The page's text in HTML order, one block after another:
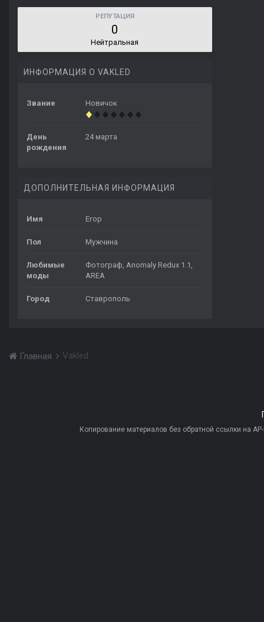
РЕПУТАЦИЯ
0
Нейтральная
ИНФОРМАЦИЯ О VAKLED
Звание Новичок
День
рождения
24 марта
ДОПОЛНИТЕЛЬНАЯ ИНФОРМАЦИЯ
Имя Егор
Пол Мужчина
Любимые
моды
Фотограф, Anomaly Redux 1.1,
AREA
Город Ставрополь
Главная Vakled
Копирование материалов без обратной ссылки на